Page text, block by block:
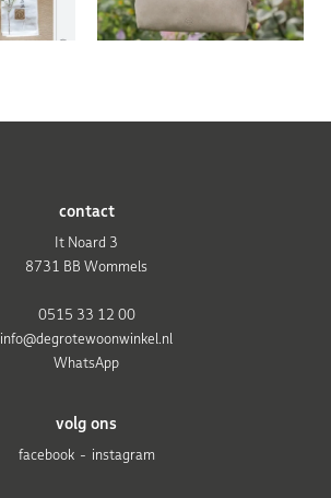
volg ons
facebook
instagram
contact
It Noard 3
8731 BB Wommels
0515 33 12 00
info@degrotewoonwinkel.nl
WhatsApp